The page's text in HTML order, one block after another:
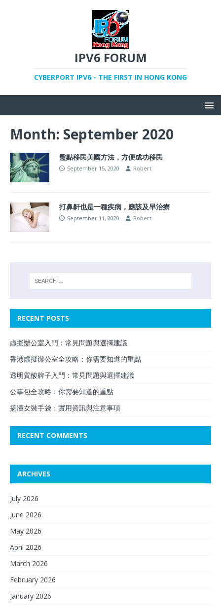
IPV6 FORUM
CYBERPORT IPV6 - THE FIRST IN HONG KONG
Month: September 2020
盤點移民美國方法，方便成功移民
September 15, 2020 Robert
打鼻鼾也是一種疾病，應該及早治療
September 11, 2020 Robert
RECENT POSTS
虛擬辦公室入門：常見問題與選擇建議
香港虛擬辦公室全攻略：你需要知道的重點
透明質酸牌子入門：常見問題與選擇建議
公事包全攻略：你需要知道的重點
搞懂女裝手袋：實用資訊與注意事項
RECENT COMMENTS
ARCHIVES
July 2026
June 2026
May 2026
April 2026
March 2026
February 2026
January 2026